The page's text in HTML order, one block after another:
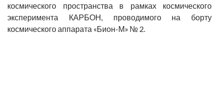
космического пространства в рамках космического
эксперимента КАРБОН, проводимого на борту
космического аппарата «Бион-М» № 2.